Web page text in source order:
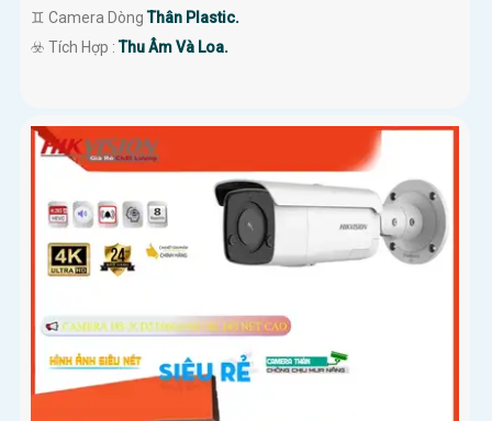
♊ Camera DòngThân Plastic.
️☣️ Tích Hợp :Thu Âm Và Loa.